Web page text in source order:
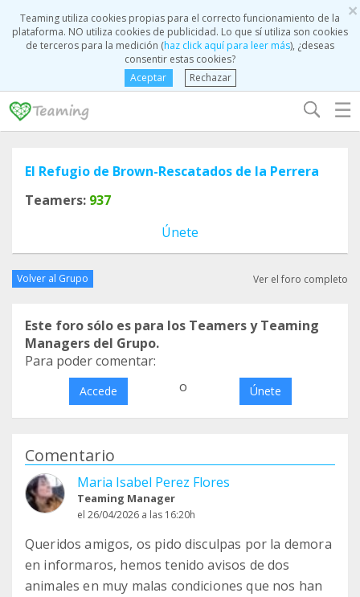
×
Teaming utiliza cookies propias para el correcto funcionamiento de la
plataforma. NO utiliza cookies de publicidad. Lo que sí utiliza son cookies
de terceros para la medición (haz click aquí para leer más), ¿deseas
consentir estas cookies?
Aceptar
Rechazar
☰
El Refugio de Brown-Rescatados de la Perrera
Teamers: 937
Únete
Volver al Grupo Ver el foro completo
Este foro sólo es para los Teamers y Teaming
Managers del Grupo.
Para poder comentar:
Accede o Únete
Comentario
Maria Isabel Perez Flores
Teaming Manager
el 26/04/2026 a las 16:20h
Queridos amigos, os pido disculpas por la demora
en informaros, hemos tenido avisos de dos
animales en muy malas condiciones que nos han